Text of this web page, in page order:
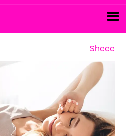
Sheee